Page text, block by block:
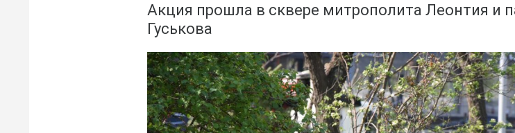
Акция прошла в сквере митрополита Леонтия и
Гуськова